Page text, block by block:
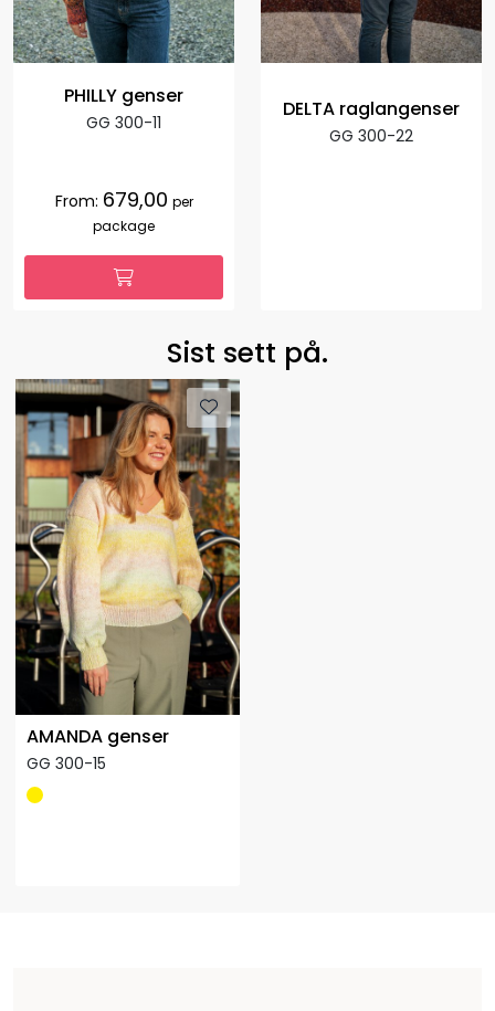
PHILLY genser
GG 300-11
From: 679,00 per
package
DELTA raglangenser
GG 300-22
Sist sett på.
AMANDA genser
GG 300-15